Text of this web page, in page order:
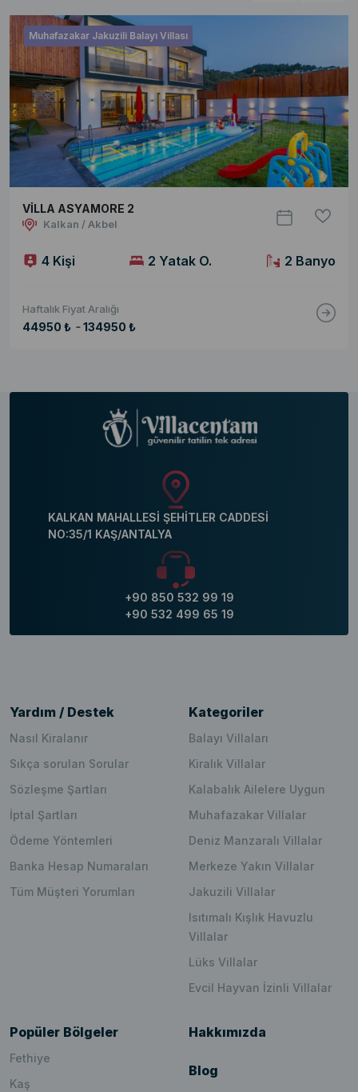
Muhafazakar Jakuzili Balayı Villası
VİLLA ASYAMORE 2
Kalkan / Akbel
4 Kişi 2 Yatak O. 2 Banyo
Haftalık Fiyat Aralığı
44950 ₺ - 134950 ₺
KALKAN MAHALLESİ ŞEHİTLER CADDESİ
NO:35/1 KAŞ/ANTALYA
+90 850 532 99 19
+90 532 499 65 19
Yardım / Destek
Nasıl Kiralanır
Sıkça sorulan Sorular
Sözleşme Şartları
İptal Şartları
Ödeme Yöntemleri
Banka Hesap Numaraları
Tüm Müşteri Yorumları
Kategoriler
Balayı Villaları
Kiralık Villalar
Kalabalık Ailelere Uygun
Muhafazakar Villalar
Deniz Manzaralı Villalar
Merkeze Yakın Villalar
Jakuzili Villalar
Isıtımalı Kışlık Havuzlu
Villalar
Lüks Villalar
Evcil Hayvan İzinli Villalar
Popüler Bölgeler
Fethiye
Kaş
Hakkımızda
Blog